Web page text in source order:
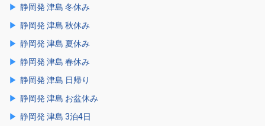
静岡発 津島 冬休み
静岡発 津島 秋休み
静岡発 津島 夏休み
静岡発 津島 春休み
静岡発 津島 日帰り
静岡発 津島 お盆休み
静岡発 津島 3泊4日